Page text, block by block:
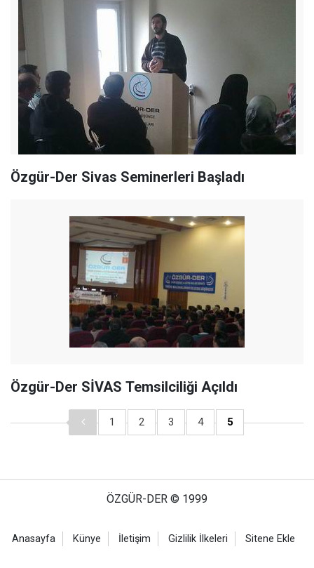
Özgür-Der Sivas Seminerleri Başladı
Özgür-Der SİVAS Temsilciliği Açıldı
1 2 3 4 5
ÖZGÜR-DER © 1999
Anasayfa Künye İletişim Gizlilik İlkeleri Sitene Ekle